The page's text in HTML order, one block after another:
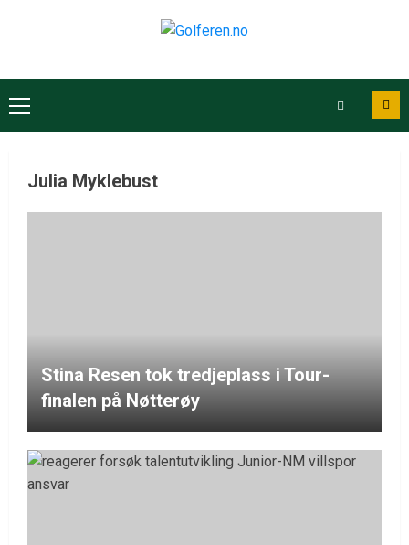
Julia Myklebust
Stina Resen tok tredjeplass i Tour-
finalen på Nøtterøy